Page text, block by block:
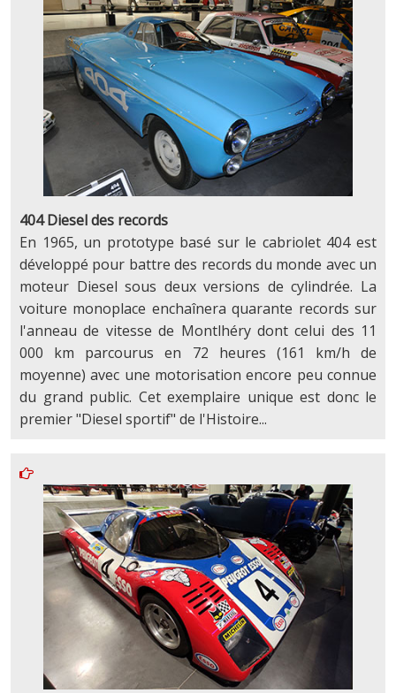
404 Diesel des records
En 1965, un prototype basé sur le cabriolet 404 est
développé pour battre des records du monde avec un
moteur Diesel sous deux versions de cylindrée. La
voiture monoplace enchaînera quarante records sur
l'anneau de vitesse de Montlhéry dont celui des 11
000 km parcourus en 72 heures (161 km/h de
moyenne) avec une motorisation encore peu connue
du grand public. Cet exemplaire unique est donc le
premier "Diesel sportif" de l'Histoire...